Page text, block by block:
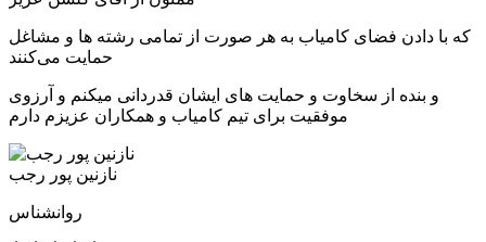
که با دادن فضای کامیاب به هر صورت از تمامی رشته ها و مشاغل
حمایت می‌کنند
و بنده از سخاوت و حمایت های ایشان قدردانی میکنم و آرزوی
موفقیت برای تیم کامیاب و همکاران عزیزم دارم
نازنین پور رجب
روانشناس